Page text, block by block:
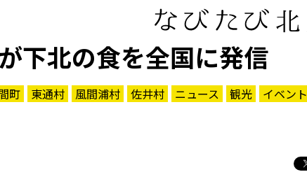
下北の食を全国に発信
町 東通村 風間浦村 佐井村 ニュース 観光 イベント